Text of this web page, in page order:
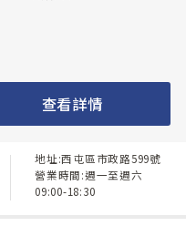
查看詳情
地址:西屯區市政路599號
營業時間:週一至週六
09:00-18:30